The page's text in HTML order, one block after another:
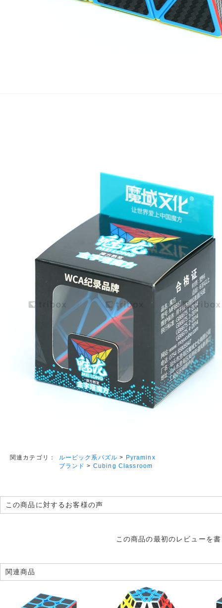
関連カテゴリ： ルービック系パズル > Pyraminx
ブランド > Cubing Classroom
この商品に対するお客様の声
この商品の最初のレビューを
関連商品